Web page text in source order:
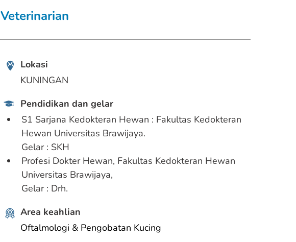
Veterinarian
Lokasi
KUNINGAN
Pendidikan dan gelar
S1 Sarjana Kedokteran Hewan : Fakultas Kedokteran
Hewan Universitas Brawijaya.
Gelar : SKH
Profesi Dokter Hewan, Fakultas Kedokteran Hewan
Universitas Brawijaya,
Gelar : Drh.
Area keahlian
Oftalmologi & Pengobatan Kucing